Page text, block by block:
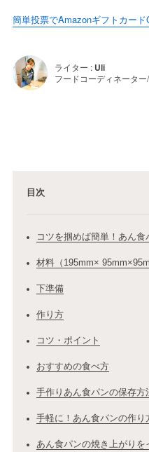
簡単投票でAmazonギフトカード
ライター : Uli
フードコーディネータ
目次
コツを掴めば簡単！あん食
材料（195mm×
下準備
作り方
コツ・ポイント
おすすめの食べ方
手作りあん食パンの保存方
手軽に！あん食パンの作り
あん食パンの焼き上がりを